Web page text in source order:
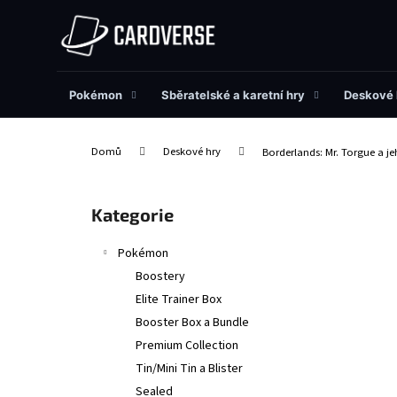
Pokémon Sběratelské a karetní hry Deskové
Domů Deskové hry Borderlands: Mr. Torgue a
Přeskočit
kategorie
Kategorie
Pokémon
Boostery
Elite Trainer Box
Booster Box a Bundle
Premium Collection
Tin/Mini Tin a Blister
Sealed
Zpět
obchodu
Zpět
obchodu